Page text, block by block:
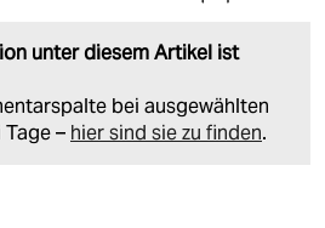
unter diesem Artikel ist
bei ausgewählten
– hier sind sie zu finden.